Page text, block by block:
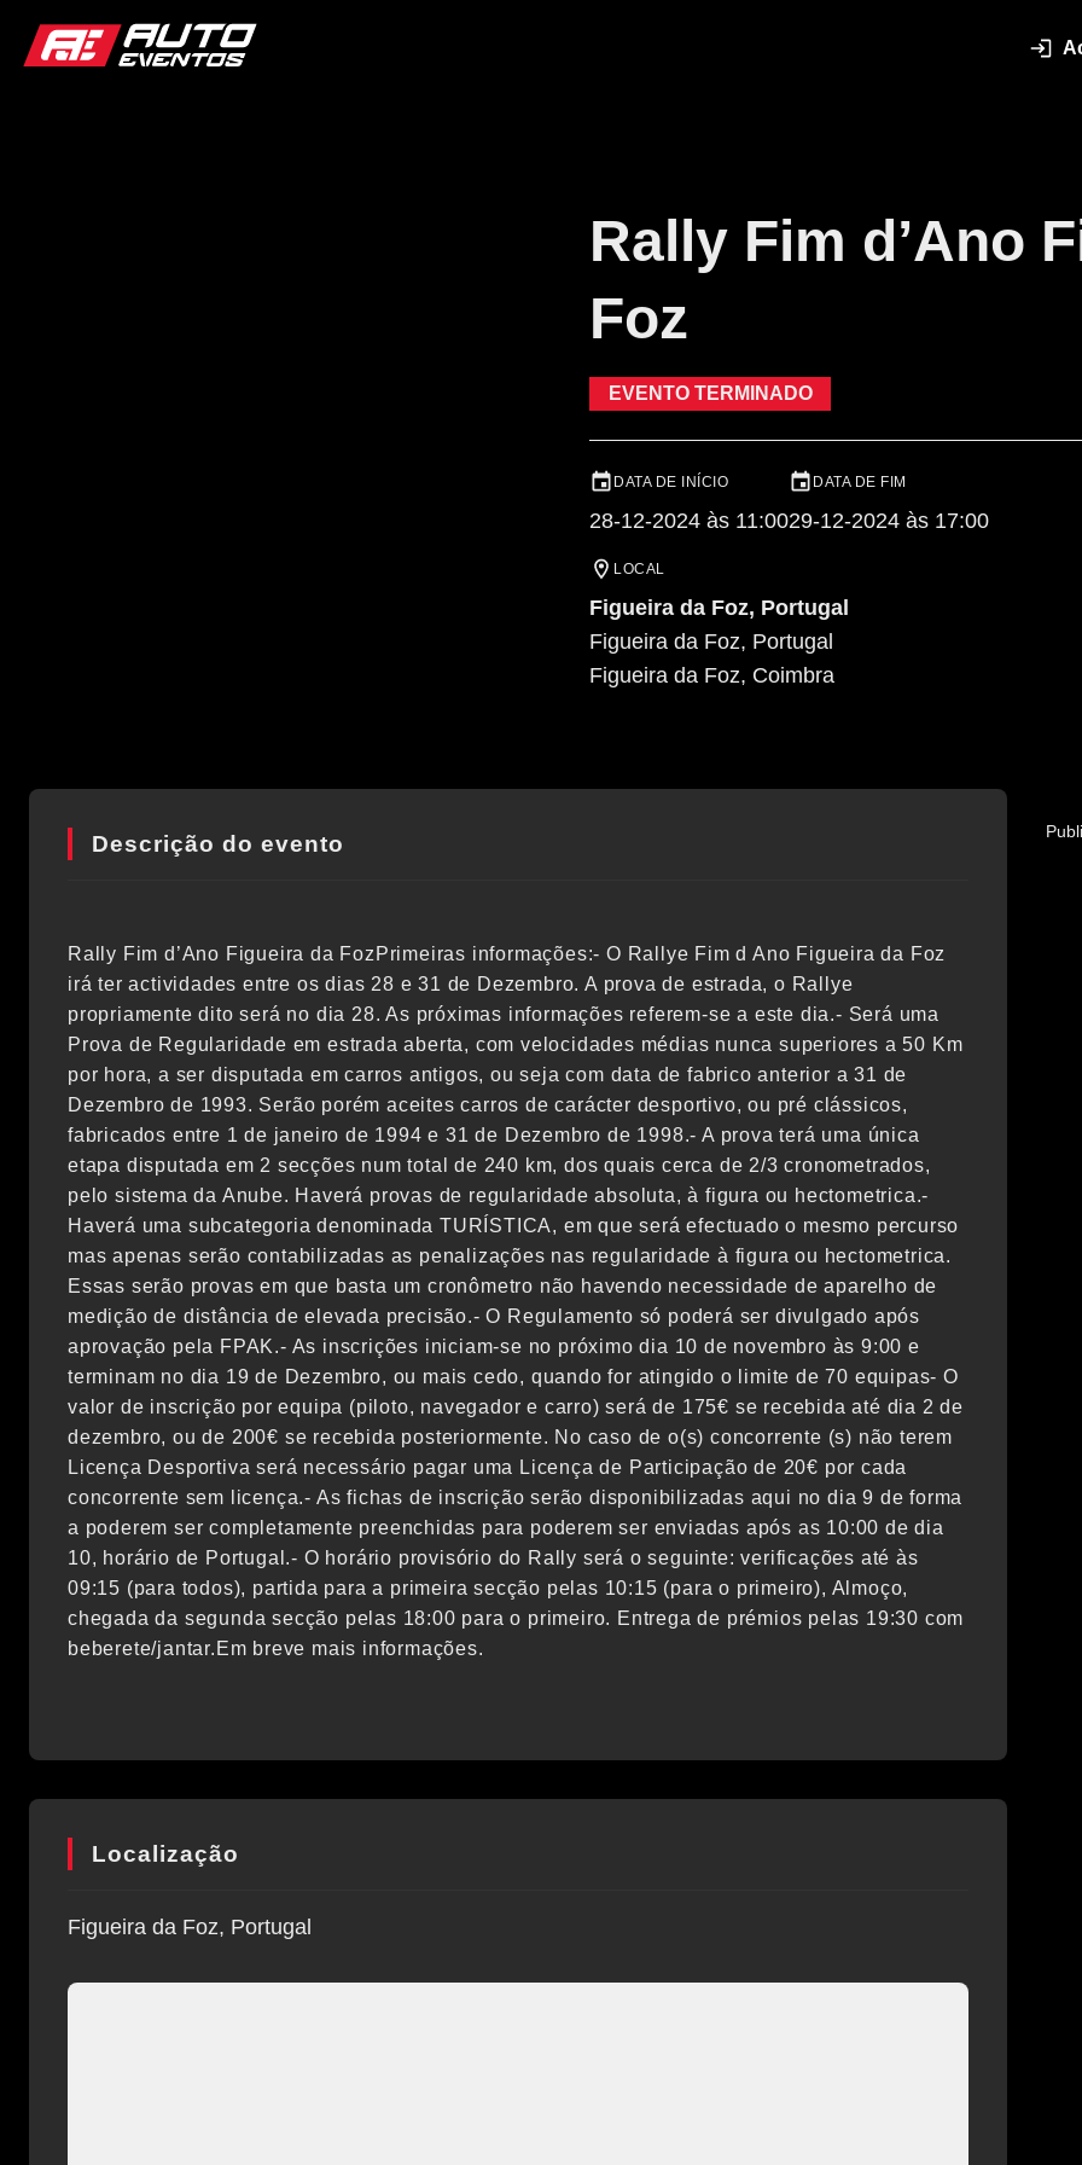
Rally Fim d’Ano
Foz
EVENTO TERMINADO
DATA DE INÍCIO
28-12-2024 às 11:00
DATA DE FIM
29-12-2024 às 17:00
LOCAL
Figueira da Foz, Portugal
Figueira da Foz, Portugal
Figueira da Foz, Coimbra
Descrição do evento
Rally Fim d’Ano Figueira da FozPrimeiras informações:- O Rallye Fim d Ano Figueira da Foz
irá ter actividades entre os dias 28 e 31 de Dezembro. A prova de estrada, o Rallye
propriamente dito será no dia 28. As próximas informações referem-se a este dia.- Será uma
Prova de Regularidade em estrada aberta, com velocidades médias nunca superiores a 50 Km
por hora, a ser disputada em carros antigos, ou seja com data de fabrico anterior a 31 de
Dezembro de 1993. Serão porém aceites carros de carácter desportivo, ou pré clássicos,
fabricados entre 1 de janeiro de 1994 e 31 de Dezembro de 1998.- A prova terá uma única
etapa disputada em 2 secções num total de 240 km, dos quais cerca de 2/3 cronometrados,
pelo sistema da Anube. Haverá provas de regularidade absoluta, à figura ou hectometrica.-
Haverá uma subcategoria denominada TURÍSTICA, em que será efectuado o mesmo percurso
mas apenas serão contabilizadas as penalizações nas regularidade à figura ou hectometrica.
Essas serão provas em que basta um cronômetro não havendo necessidade de aparelho de
medição de distância de elevada precisão.- O Regulamento só poderá ser divulgado após
aprovação pela FPAK.- As inscrições iniciam-se no próximo dia 10 de novembro às 9:00 e
terminam no dia 19 de Dezembro, ou mais cedo, quando for atingido o limite de 70 equipas- O
valor de inscrição por equipa (piloto, navegador e carro) será de 175€ se recebida até dia 2 de
dezembro, ou de 200€ se recebida posteriormente. No caso de o(s) concorrente (s) não terem
Licença Desportiva será necessário pagar uma Licença de Participação de 20€ por cada
concorrente sem licença.- As fichas de inscrição serão disponibilizadas aqui no dia 9 de forma
a poderem ser completamente preenchidas para poderem ser enviadas após as 10:00 de dia
10, horário de Portugal.- O horário provisório do Rally será o seguinte: verificações até às
09:15 (para todos), partida para a primeira secção pelas 10:15 (para o primeiro), Almoço,
chegada da segunda secção pelas 18:00 para o primeiro. Entrega de prémios pelas 19:30 com
beberete/jantar.Em breve mais informações.
Localização
Figueira da Foz, Portugal